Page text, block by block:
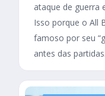
ataque de guerra
Isso porque o All
famoso por seu
antes das